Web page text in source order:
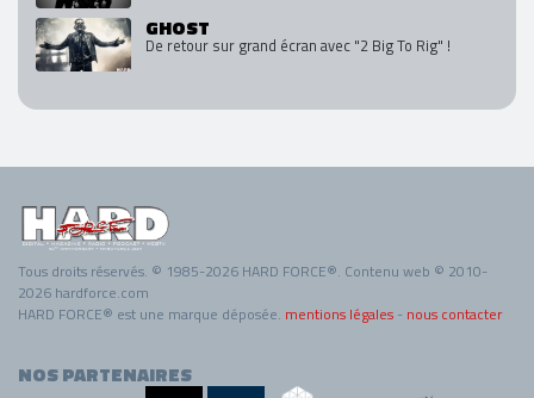
GHOST
De retour sur grand écran avec "2 Big To Rig" !
Tous droits réservés. © 1985-2026 HARD FORCE®. Contenu web © 2010-
2026 hardforce.com
HARD FORCE® est une marque déposée. mentions légales - nous contacter
NOS PARTENAIRES